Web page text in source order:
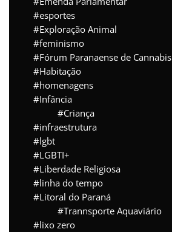
esportes
Exploração Animal
feminismo
Fórum Paranaense de Cannabis
Habitação
homenagens
Infância
Criança
infraestrutura
lgbt
LGBTI+
Liberdade Religiosa
linha do tempo
Litoral do Paraná
Trannsporte Aquaviário
lixo zero